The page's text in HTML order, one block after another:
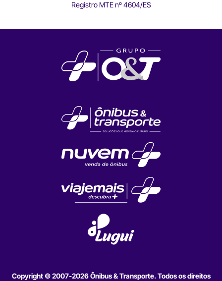
Registro MTE nº 4604/ES
Copyright © 2007-2026 Ônibus & Transporte. Todos os direitos